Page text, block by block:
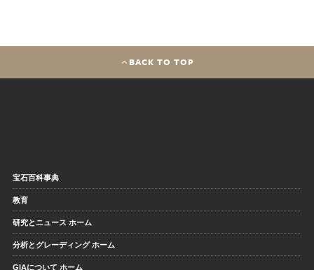
BACK TO TOP
宝石百科事典
教育
研究とニュース ホーム
分析とグレーディング ホーム
GIAについて ホーム